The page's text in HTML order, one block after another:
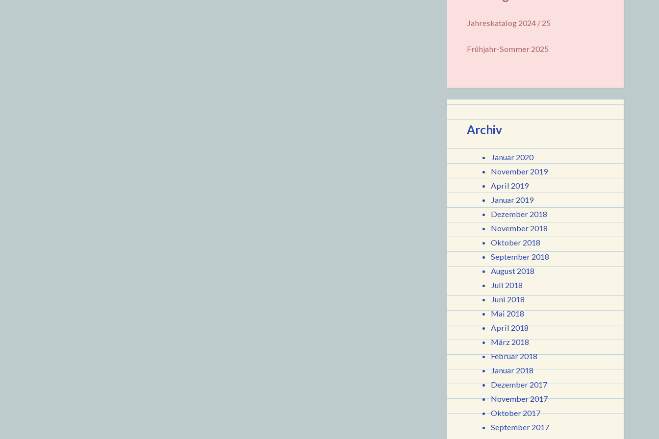
Jahreskatalog 2024 / 25
Frühjahr-Sommer 2025
Archiv
Januar 2020
November 2019
April 2019
Januar 2019
Dezember 2018
November 2018
Oktober 2018
September 2018
August 2018
Juli 2018
Juni 2018
Mai 2018
April 2018
März 2018
Februar 2018
Januar 2018
Dezember 2017
November 2017
Oktober 2017
September 2017